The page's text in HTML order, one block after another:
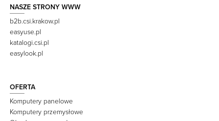
NASZE STRONY WWW
b2b.csi.krakow.pl
easyuse.pl
katalogi.csi.pl
easylook.pl
OFERTA
Komputery panelowe
Komputery przemysłowe